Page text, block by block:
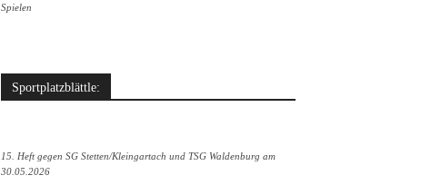
Spielen
Sportplatzblättle:
15. Heft gegen SG Stetten/Kleingartach und TSG Waldenburg am
30.05.2026